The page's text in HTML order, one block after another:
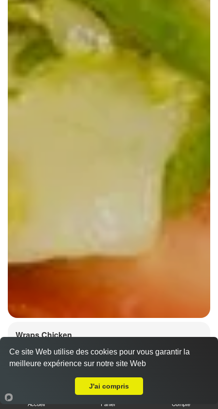
Wraps Chicken
8.50 €
Accueil Panier Compte
Ce site Web utilise des cookies pour vous garantir la
meilleure expérience sur notre site Web
J'ai compris